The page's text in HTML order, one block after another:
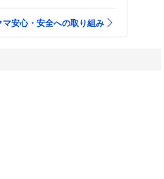
マ安心・安全への取り組み